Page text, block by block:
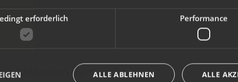
20 Minuten darin baden.
erforderlich Performance
ALLE
ALLE ABLEHNEN